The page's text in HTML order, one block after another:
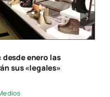
enero las
sus «legales»
para salir.